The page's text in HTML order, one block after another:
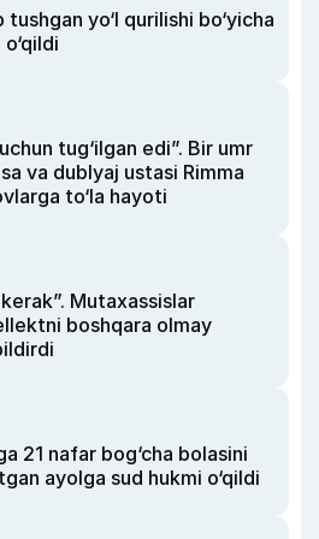
yo‘l qurilishi bo‘yicha
tug‘ilgan edi”. Bir umr
va dublyaj ustasi Rimma
to‘la hayoti
Mutaxassislar
boshqara olmay
21 nafar bog‘cha bolasini
ayolga sud hukmi o‘qildi